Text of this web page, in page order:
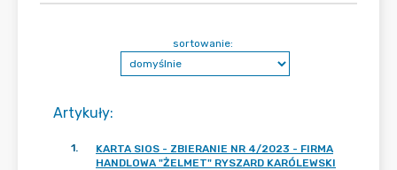
Artykuły:
sortowanie:
1.
KARTA SIOS - ZBIERANIE NR 4/2023 - FIRMA
HANDLOWA "ŻELMET" RYSZARD KARÓLEWSKI